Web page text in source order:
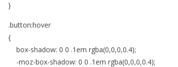
}
.button:hover
{
box-shadow: 0 0 .1em rgba(0,0,0,0.4);
-moz-box-shadow: 0 0 .1em rgba(0,0,0,0.4);